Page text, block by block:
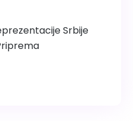
U Prvoj
Srbije